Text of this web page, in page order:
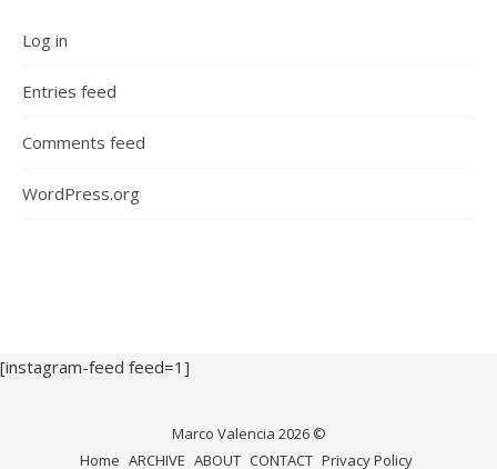
Log in
Entries feed
Comments feed
WordPress.org
[instagram-feed feed=1]
Marco Valencia 2026 ©
Home ARCHIVE ABOUT CONTACT Privacy Policy